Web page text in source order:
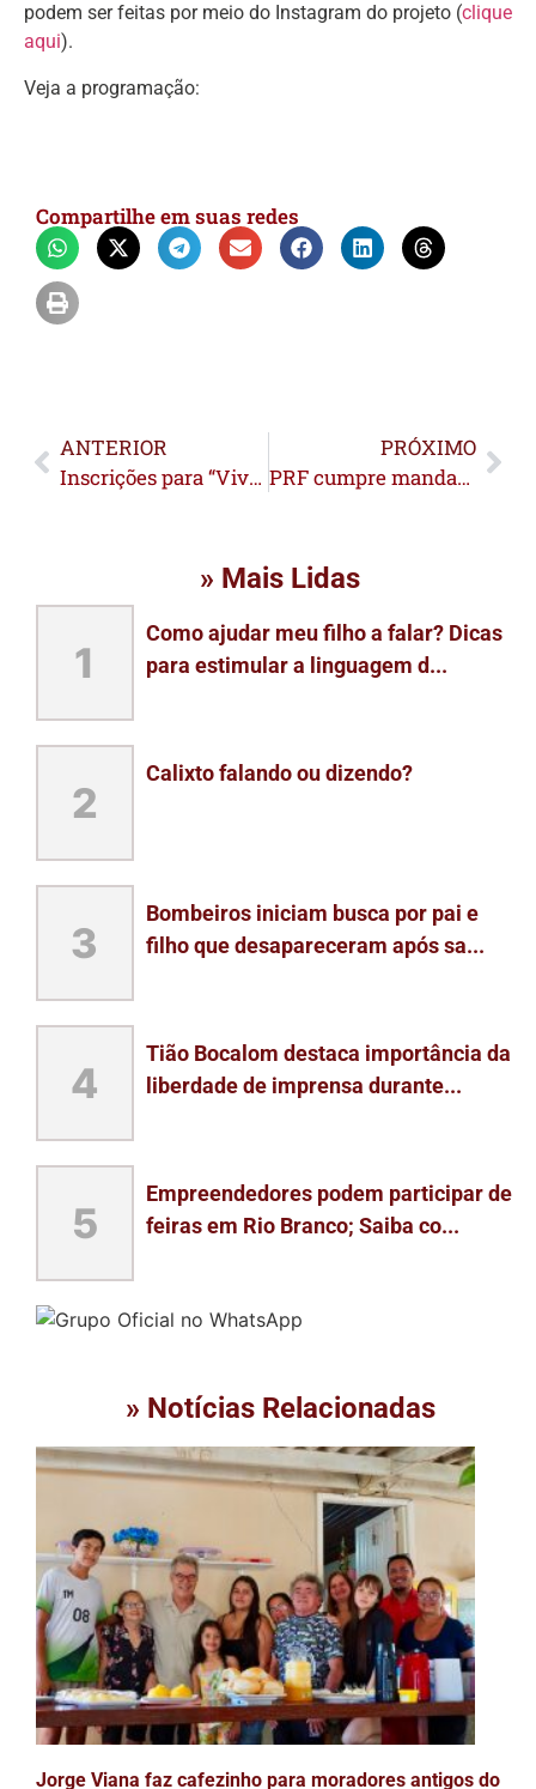
podem ser feitas por meio do Instagram do projeto (clique
aqui).
Veja a programação:
Compartilhe em suas redes
ANTERIOR
Inscrições para “Viver Ciência” no Acre são prorrogadas até 3 de maio
PRÓXIMO
PRF cumpre mandados de prisão por estupro de vulnerável e organização criminosa em rodovias do Acre
» Mais Lidas
1
Como ajudar meu filho a falar? Dicas
para estimular a linguagem d...
2
Calixto falando ou dizendo?
3
Bombeiros iniciam busca por pai e
filho que desapareceram após sa...
4
Tião Bocalom destaca importância da
liberdade de imprensa durante...
5
Empreendedores podem participar de
feiras em Rio Branco; Saiba co...
» Notícias Relacionadas
Jorge Viana faz cafezinho para moradores antigos do